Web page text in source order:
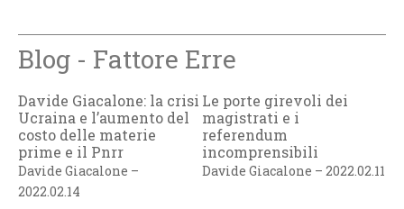
Blog - Fattore Erre
Davide Giacalone: la crisi
Ucraina e l’aumento del
costo delle materie
prime e il Pnrr
Davide Giacalone –
2022.02.14
Le porte girevoli dei
magistrati e i
referendum
incomprensibili
Davide Giacalone – 2022.02.11